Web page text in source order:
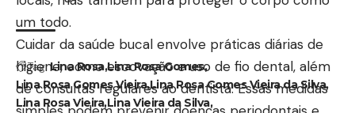
Tag:Lina RosaLina Rosa Gomes
Lina Rosa Gomes VieiraLina Rosa Gomes Vieira da Silva
Lina Rosa VieiraLina Vieira da Silva
um todo.
Cuidar da saúde bucal envolve práticas diárias de
higiene, como escovação e uso de fio dental, além
de consultas regulares ao dentista. Essas medidas